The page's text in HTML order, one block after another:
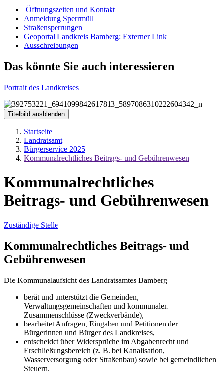
Öffnungszeiten und Kontakt
Anmeldung Sperrmüll
Straßensperrungen
Geoportal Landkreis Bamberg: Externer Link
Ausschreibungen
Das könnte Sie auch interessieren
Portrait des Landkreises
Titelbild ausblenden
Startseite
Landratsamt
Bürgerservice 2025
Kommunalrechtliches Beitrags- und Gebührenwesen
Kommunalrechtliches
Beitrags- und Gebührenwesen
Zuständige Stelle
Kommunalrechtliches Beitrags- und
Gebührenwesen
Die Kommunalaufsicht des Landratsamtes Bamberg
berät und unterstützt die Gemeinden,
Verwaltungsgemeinschaften und kommunalen
Zusammenschlüsse (Zweckverbände),
bearbeitet Anfragen, Eingaben und Petitionen der
Bürgerinnen und Bürger des Landkreises,
entscheidet über Widersprüche im Abgabenrecht und
Erschließungsbereich (z. B. bei Kanalisation,
Wasserversorgung oder Straßenbau) sowie bei gemeindlichen
Steuern.